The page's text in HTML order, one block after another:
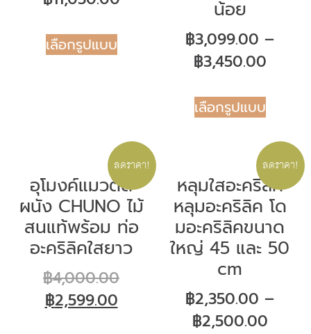
เลือกรูปแบบ
น้อย
฿3,099.00 –
฿3,450.00
เลือกรูปแบบ
ลดราคา!
อุโมงค์แมวติด
ผนัง CHUNO ไม้
สนแท้พร้อม ท่อ
อะคริลิคใสยาว
฿4,000.00
฿2,599.00
ลดราคา!
หลุมใสอะคริลิค
หลุมอะคริลิค โด
มอะคริลิคขนาด
ใหญ่ 45 และ 50
cm
฿2,350.00 –
฿2,500.00